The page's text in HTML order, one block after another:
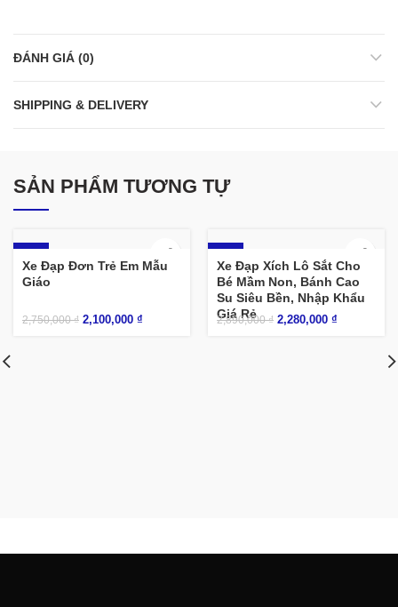
ĐÁNH GIÁ (0)
SHIPPING & DELIVERY
SẢN PHẨM TƯƠNG TỰ
-24%
Xe Đạp Đơn Trẻ Em Mẫu
Giáo
2,750,000₫ 2,100,000 ₫
-21%
Xe Đạp Xích Lô Sắt Cho
Bé Mầm Non, Bánh Cao
Su Siêu Bền, Nhập Khẩu
Giá Rẻ
2,890,000₫ 2,280,000 ₫